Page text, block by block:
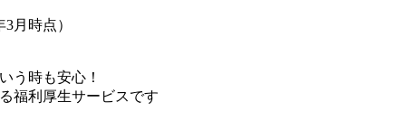
月時点）
う時も安心！
福利厚生サービスです